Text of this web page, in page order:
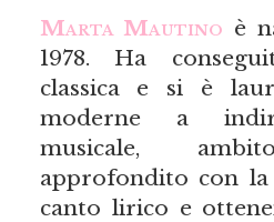
Marta Mautino è
1978. Ha
classica e si è
moderne a
musicale,
approfondito con
canto lirico e